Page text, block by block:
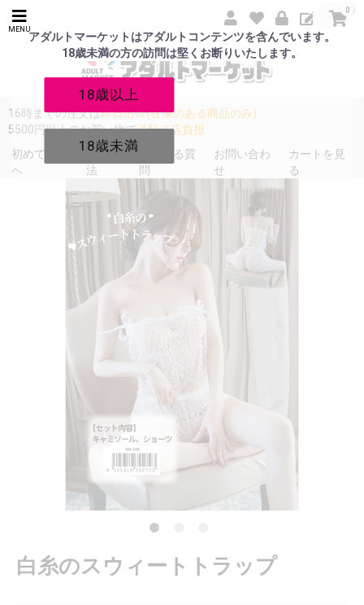
アダルトマーケットはアダルトコンテンツを含んでいます。
18歳未満の方の訪問は堅くお断りいたします。
18歳以上
18歳未満
MENU
0
16時までの注文は即日出荷(在庫のある商品のみ)
5500円以上のお買い物で送料当店負担
初めての方
へ
発送方
法
よくある質
問
お問い合わ
せ
カートを見
る
白糸のスウィートトラップ